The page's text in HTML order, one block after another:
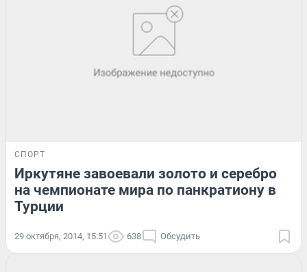
СПОРТ
Иркутяне завоевали золото и серебро
на чемпионате мира по панкратиону в
Турции
29 октября, 2014, 15:51 638 Обсудить